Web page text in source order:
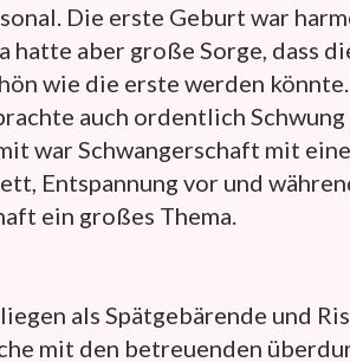
Die erste Geburt war
hatte aber große Sorge, dass
wie die erste werden
auch ordentlich Schwung
war Schwangerschaft mit
Entspannung vor und
ein großes Thema.
als Spätgebärende und
mit den betreuenden